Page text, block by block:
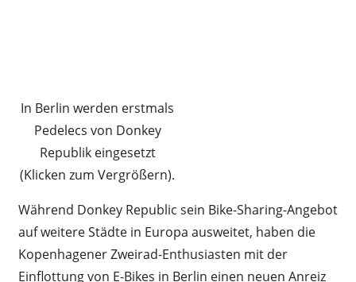
In Berlin werden erstmals
Pedelecs von Donkey
Republik eingesetzt
(Klicken zum Vergrößern).
Während Donkey Republic sein Bike-Sharing-Angebot
auf weitere Städte in Europa ausweitet, haben die
Kopenhagener Zweirad-Enthusiasten mit der
Einflottung von E-Bikes in Berlin einen neuen Anreiz